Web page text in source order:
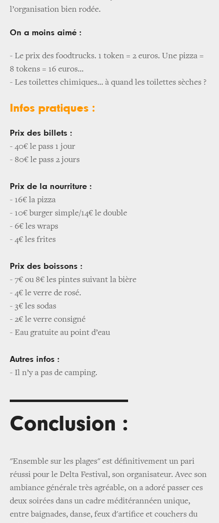
l’organisation bien rodée.
On a moins aimé :
- Le prix des foodtrucks. 1 token = 2 euros. Une pizza =
8 tokens = 16 euros...
- Les toilettes chimiques... à quand les toilettes sèches ?
Infos pratiques :
Prix des billets :
- 40€ le pass 1 jour
- 80€ le pass 2 jours
Prix de la nourriture :
- 16€ la pizza
- 10€ burger simple/14€ le double
- 6€ les wraps
- 4€ les frites
Prix des boissons :
- 7€ ou 8€ les pintes suivant la bière
- 4€ le verre de rosé.
- 3€ les sodas
- 2€ le verre consigné
- Eau gratuite au point d’eau
Autres infos :
- Il n’y a pas de camping.
Conclusion :
"Ensemble sur les plages" est définitivement un pari
réussi pour le Delta Festival, son organisateur. Avec son
ambiance générale très agréable, on a adoré passer ces
deux soirées dans un cadre méditérannéen unique,
entre baignades, danse, feux d'artifice et couchers du